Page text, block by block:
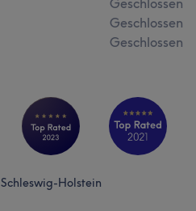
Geschlossen
Geschlossen
Geschlossen
Schleswig-Holstein